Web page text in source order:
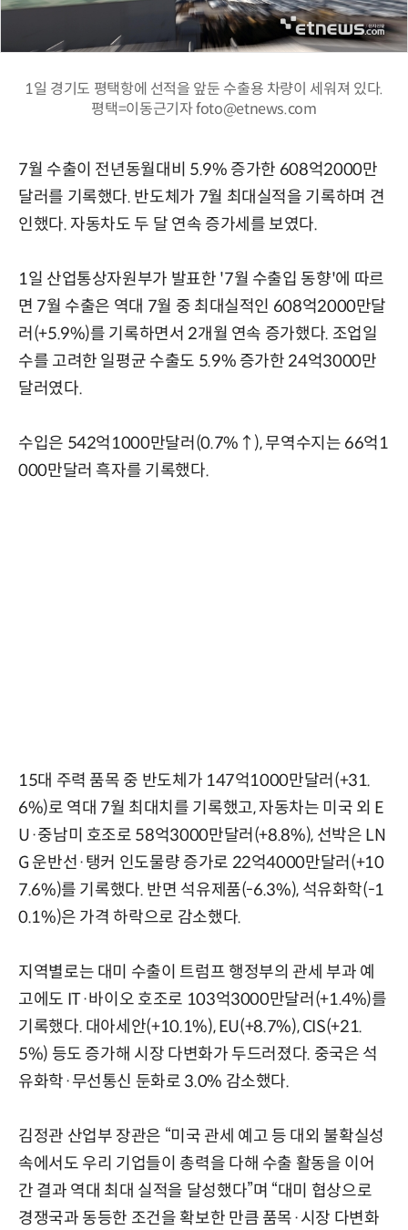
1일 경기도 평택항에 선적을 앞둔 수출용 차량이 세워져 있다.
평택=이동근기자 foto@etnews.com
7월 수출이 전년동월대비 5.9% 증가한 608억2000만
달러를 기록했다. 반도체가 7월 최대실적을 기록하며 견
인했다. 자동차도 두 달 연속 증가세를 보였다.
1일 산업통상자원부가 발표한 '7월 수출입 동향'에 따르
면 7월 수출은 역대 7월 중 최대실적인 608억2000만달
러(+5.9%)를 기록하면서 2개월 연속 증가했다. 조업일
수를 고려한 일평균 수출도 5.9% 증가한 24억3000만
달러였다.
수입은 542억1000만달러(0.7%↑), 무역수지는 66억1
000만달러 흑자를 기록했다.
15대 주력 품목 중 반도체가 147억1000만달러(+31.
6%)로 역대 7월 최대치를 기록했고, 자동차는 미국 외 E
U·중남미 호조로 58억3000만달러(+8.8%), 선박은 LN
G 운반선·탱커 인도물량 증가로 22억4000만달러(+10
7.6%)를 기록했다. 반면 석유제품(-6.3%), 석유화학(-1
0.1%)은 가격 하락으로 감소했다.
지역별로는 대미 수출이 트럼프 행정부의 관세 부과 예
고에도 IT·바이오 호조로 103억3000만달러(+1.4%)를
기록했다. 대아세안(+10.1%), EU(+8.7%), CIS(+21.
5%) 등도 증가해 시장 다변화가 두드러졌다. 중국은 석
유화학·무선통신 둔화로 3.0% 감소했다.
김정관 산업부 장관은 “미국 관세 예고 등 대외 불확실성
속에서도 우리 기업들이 총력을 다해 수출 활동을 이어
간 결과 역대 최대 실적을 달성했다”며 “대미 협상으로
경쟁국과 동등한 조건을 확보한 만큼 품목·시장 다변화